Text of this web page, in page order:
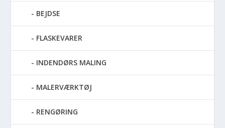
BEJDSE
FLASKEVARER
INDENDØRS MALING
MALERVÆRKTØJ
RENGØRING